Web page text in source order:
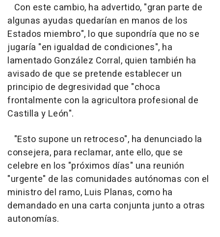
Con este cambio, ha advertido, "gran parte de
algunas ayudas quedarían en manos de los
Estados miembro", lo que supondría que no se
jugaría "en igualdad de condiciones", ha
lamentado González Corral, quien también ha
avisado de que se pretende establecer un
principio de degresividad que "choca
frontalmente con la agricultora profesional de
Castilla y León".
"Esto supone un retroceso", ha denunciado la
consejera, para reclamar, ante ello, que se
celebre en los "próximos días" una reunión
"urgente" de las comunidades autónomas con el
ministro del ramo, Luis Planas, como ha
demandado en una carta conjunta junto a otras
autonomías.